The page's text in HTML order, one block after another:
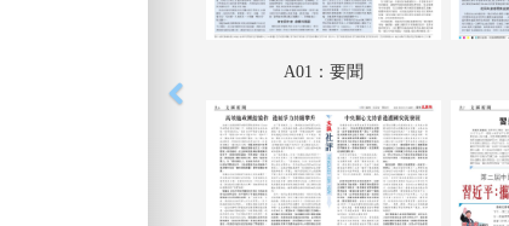
A01：要聞